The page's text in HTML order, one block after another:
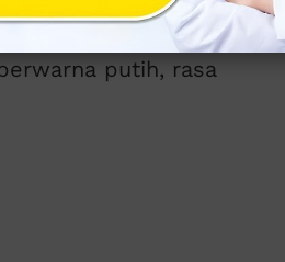
putih, rasa